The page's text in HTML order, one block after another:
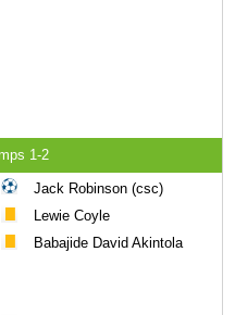
1-2
Jack Robinson (csc)
Lewie Coyle
Babajide David Akintola